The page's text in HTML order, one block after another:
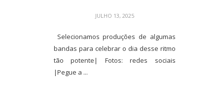
JULHO 13, 2025
Selecionamos produções de algumas
bandas para celebrar o dia desse ritmo
tão potente| Fotos: redes sociais
|Pegue a ...